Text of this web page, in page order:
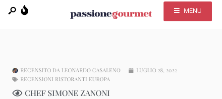
MENU
RECENSITO DA LEONARDO CASALENO
LUGLIO 28, 2022
RECENSIONI RISTORANTI EUROPA
CHEF SIMONE ZANONI